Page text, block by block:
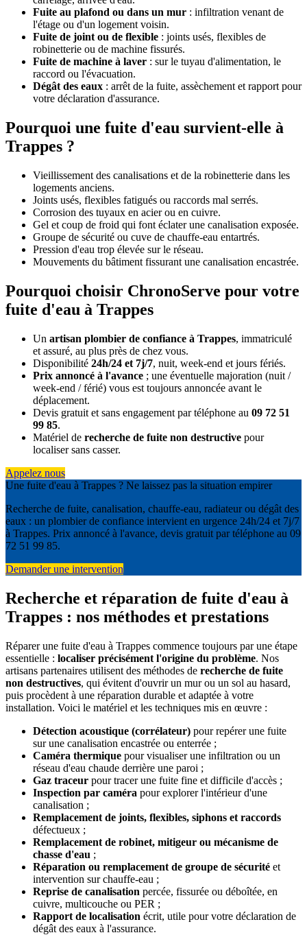
Fuite au plafond ou dans un mur : infiltration venant de
l'étage ou d'un logement voisin.
Fuite de joint ou de flexible : joints usés, flexibles de
robinetterie ou de machine fissurés.
Fuite de machine à laver : sur le tuyau d'alimentation, le
raccord ou l'évacuation.
Dégât des eaux : arrêt de la fuite, assèchement et rapport pour
votre déclaration d'assurance.
Pourquoi une fuite d'eau survient-elle à
Trappes ?
Vieillissement des canalisations et de la robinetterie dans les
logements anciens.
Joints usés, flexibles fatigués ou raccords mal serrés.
Corrosion des tuyaux en acier ou en cuivre.
Gel et coup de froid qui font éclater une canalisation exposée.
Groupe de sécurité ou cuve de chauffe-eau entartrés.
Pression d'eau trop élevée sur le réseau.
Mouvements du bâtiment fissurant une canalisation encastrée.
Pourquoi choisir ChronoServe pour votre
fuite d'eau à Trappes
Un artisan plombier de confiance à Trappes, immatriculé
et assuré, au plus près de chez vous.
Disponibilité 24h/24 et 7j/7, nuit, week-end et jours fériés.
Prix annoncé à l'avance ; une éventuelle majoration (nuit /
week-end / férié) vous est toujours annoncée avant le
déplacement.
Devis gratuit et sans engagement par téléphone au 09 72 51
99 85.
Matériel de recherche de fuite non destructive pour
localiser sans casser.
Appelez nous
Une fuite d'eau à Trappes ? Ne laissez pas la situation empirer
Recherche de fuite, canalisation, chauffe-eau, radiateur ou dégât des
eaux : un plombier de confiance intervient en urgence 24h/24 et 7j/7
à Trappes. Prix annoncé à l'avance, devis gratuit par téléphone au 09
72 51 99 85.
Demander une intervention
Recherche et réparation de fuite d'eau à
Trappes : nos méthodes et prestations
Réparer une fuite d'eau à Trappes commence toujours par une étape
essentielle : localiser précisément l'origine du problème. Nos
artisans partenaires utilisent des méthodes de recherche de fuite
non destructives, qui évitent d'ouvrir un mur ou un sol au hasard,
puis procèdent à une réparation durable et adaptée à votre
installation. Voici le matériel et les techniques mis en œuvre :
Détection acoustique (corrélateur) pour repérer une fuite
sur une canalisation encastrée ou enterrée ;
Caméra thermique pour visualiser une infiltration ou un
réseau d'eau chaude derrière une paroi ;
Gaz traceur pour tracer une fuite fine et difficile d'accès ;
Inspection par caméra pour explorer l'intérieur d'une
canalisation ;
Remplacement de joints, flexibles, siphons et raccords
défectueux ;
Remplacement de robinet, mitigeur ou mécanisme de
chasse d'eau ;
Réparation ou remplacement de groupe de sécurité et
intervention sur chauffe-eau ;
Reprise de canalisation percée, fissurée ou déboîtée, en
cuivre, multicouche ou PER ;
Rapport de localisation écrit, utile pour votre déclaration de
dégât des eaux à l'assurance.